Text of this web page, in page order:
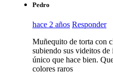
Pedro
hace 2 años Responder
Muñequito de torta con
subiendo sus videitos
único que hace bien.
colores raros